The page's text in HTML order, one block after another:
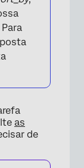
×
as
de